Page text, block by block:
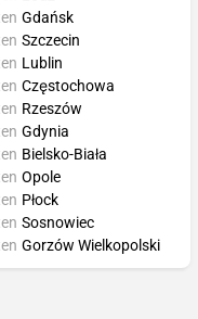
Gdańsk
Szczecin
Lublin
Częstochowa
Rzeszów
Gdynia
Bielsko-Biała
Opole
Płock
Sosnowiec
Gorzów Wielkopolski